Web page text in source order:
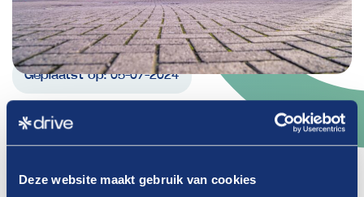
Deze website maakt gebruik van cookies
Geplaatst op:05-07-2024
Verdwijnen
tankstations?